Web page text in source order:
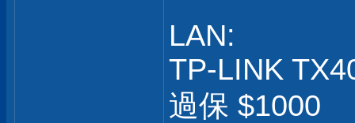
LAN:
TP-LINK
過保 $1000